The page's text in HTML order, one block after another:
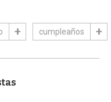
cumpleaños